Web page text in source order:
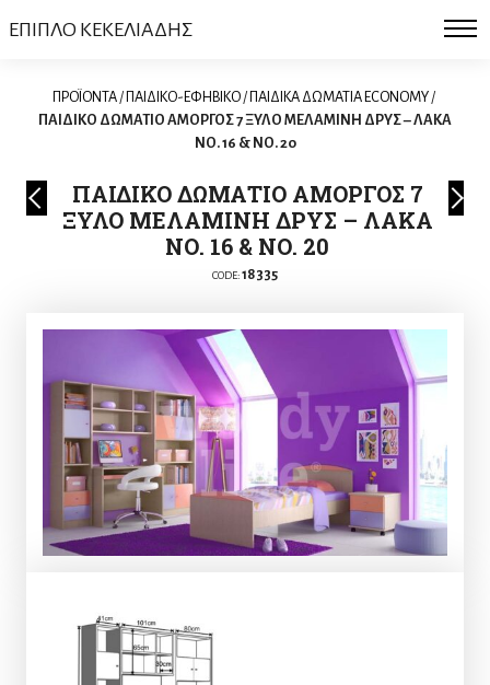
ΕΠΙΠΛΟ ΚΕΚΕΛΙΑΔΗΣ
ΠΡΟΪΟΝΤΑ / ΠΑΙΔΙΚΟ-ΕΦΗΒΙΚΟ / ΠΑΙΔΙΚΑ ΔΩΜΑΤΙΑ ECONOMY /
ΠΑΙΔΙΚΟ ΔΩΜΑΤΙΟ ΑΜΟΡΓΟΣ 7 ΞΥΛΟ ΜΕΛΑΜΙΝΗ ΔΡΥΣ – ΛΑΚΑ
ΝΟ. 16 & ΝΟ. 20
ΠΑΙΔΙΚΟ ΔΩΜΑΤΙΟ ΑΜΟΡΓΟΣ 7
ΞΥΛΟ ΜΕΛΑΜΙΝΗ ΔΡΥΣ – ΛΑΚΑ
ΝΟ. 16 & ΝΟ. 20
CODE:18335